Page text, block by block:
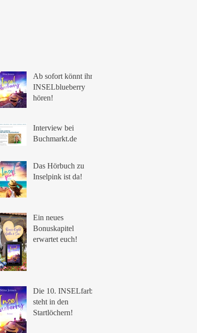
Ab sofort könnt ihr
INSELblueberry
hören!
Interview bei
Buchmarkt.de
Das Hörbuch zu
Inselpink ist da!
Ein neues
Bonuskapitel
erwartet euch!
Die 10. INSELfarbe
steht in den
Startlöchern!